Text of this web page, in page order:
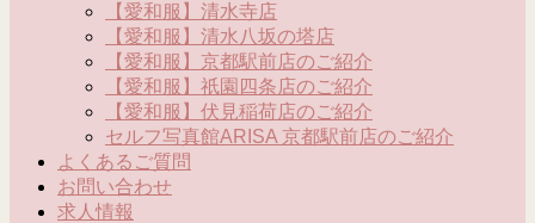
【愛和服】清水寺店
【愛和服】清水八坂の塔店
【愛和服】京都駅前店のご紹介
【愛和服】祇園四条店のご紹介
【愛和服】伏見稲荷店のご紹介
セルフ写真館ARISA 京都駅前店のご紹介
よくあるご質問
お問い合わせ
求人情報